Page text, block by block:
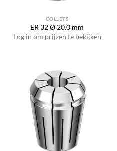
COLLETS
ER 32 Ø 20.0 mm
Log in om prijzen te bekijken